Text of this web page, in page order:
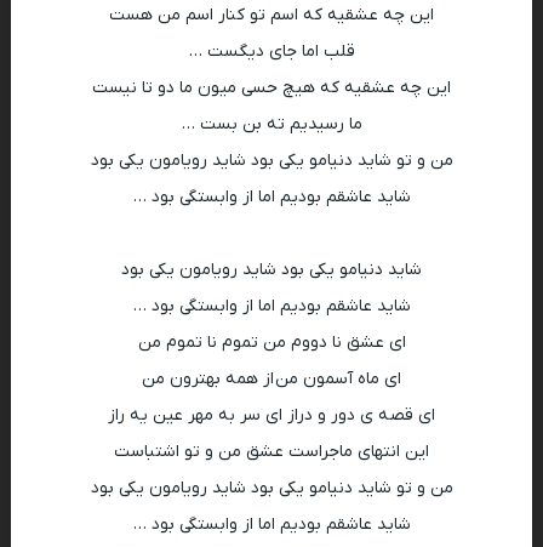
این چه عشقیه که اسم تو کنار اسم من هست
قلب اما جای دیگست …
این چه عشقیه که هیچ حسی میون ما دو تا نیست
ما رسیدیم ته بن بست …
من و تو شاید دنیامو یکی بود شاید رویامون یکی بود
شاید عاشقم بودیم اما از وابستگی بود …
شاید دنیامو یکی بود شاید رویامون یکی بود
شاید عاشقم بودیم اما از وابستگی بود …
ای عشق نا دووم من تموم نا تموم من
ای ماه آسمون من از همه بهترون من
ای قصه ی دور و دراز ای سر به مهر عین یه راز
این انتهای ماجراست عشق من و تو اشتباست
من و تو شاید دنیامو یکی بود شاید رویامون یکی بود
شاید عاشقم بودیم اما از وابستگی بود …